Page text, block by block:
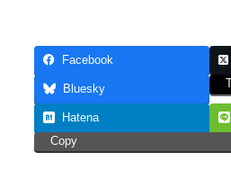
Facebook
Bluesky
Hatena
Copy